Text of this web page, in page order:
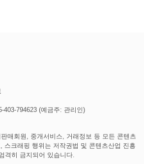
403-794623 (예금주: 관리인)
매회원, 중개서비스, 거래정보 등 모든 콘텐츠
스크래핑 행위는 저작권법 및 콘텐츠산업 진흥
격히 금지되어 있습니다.